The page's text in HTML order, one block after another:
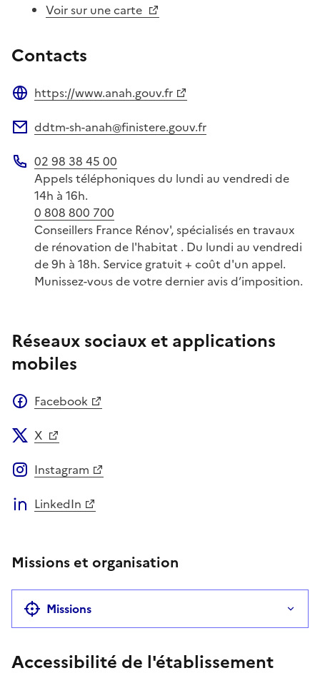
Voir sur une carte
Contacts
https://www.anah.gouv.fr
ddtm-sh-anah@finistere.gouv.fr
Téléphone
02 98 38 45 00
Appels téléphoniques du lundi au vendredi de
14h à 16h.
0 808 800 700
Conseillers France Rénov', spécialisés en travaux
de rénovation de l'habitat . Du lundi au vendredi
de 9h à 18h. Service gratuit + coût d'un appel.
Munissez-vous de votre dernier avis d’imposition.
Réseaux sociaux et applications
mobiles
Facebook
X
Instagram
LinkedIn
Missions et organisation
Missions
Accessibilité de l'établissement